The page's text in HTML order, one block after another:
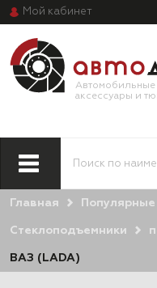
Мой кабинет
Автомобильные
аксессуары и
Главная
Стеклоподъемники
ВАЗ (LADA)